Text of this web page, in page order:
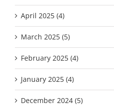
April 2025 (4)
March 2025 (5)
February 2025 (4)
January 2025 (4)
December 2024 (5)